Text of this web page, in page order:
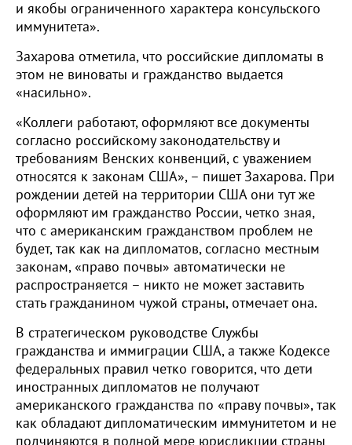
и якобы ограниченного характера консульского
иммунитета».
Захарова отметила, что российские дипломаты в
этом не виноваты и гражданство выдается
«насильно».
«Коллеги работают, оформляют все документы
согласно российскому законодательству и
требованиям Венских конвенций, с уважением
относятся к законам США», – пишет Захарова. При
рождении детей на территории США они тут же
оформляют им гражданство России, четко зная,
что с американским гражданством проблем не
будет, так как на дипломатов, согласно местным
законам, «право почвы» автоматически не
распространяется – никто не может заставить
стать гражданином чужой страны, отмечает она.
В стратегическом руководстве Службы
гражданства и иммиграции США, а также Кодексе
федеральных правил четко говорится, что дети
иностранных дипломатов не получают
американского гражданства по «праву почвы», так
как обладают дипломатическим иммунитетом и не
подчиняются в полной мере юрисдикции страны